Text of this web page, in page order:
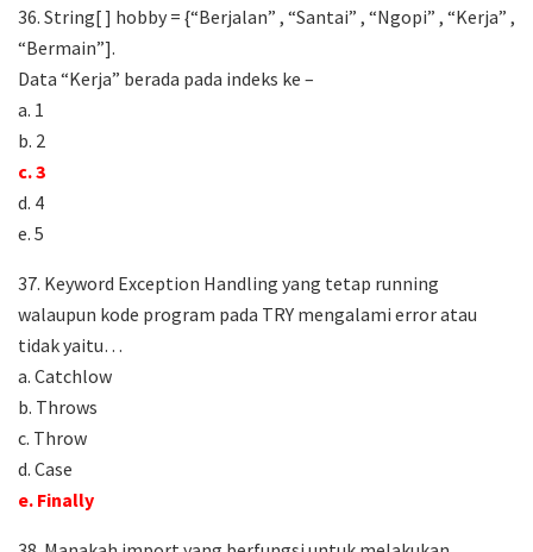
36. String[ ] hobby = {“Berjalan” , “Santai” , “Ngopi” , “Kerja” ,
“Bermain”].
Data “Kerja” berada pada indeks ke –
a. 1
b. 2
c. 3
d. 4
e. 5
37. Keyword Exception Handling yang tetap running
walaupun kode program pada TRY mengalami error atau
tidak yaitu…
a. Catchlow
b. Throws
c. Throw
d. Case
e. Finally